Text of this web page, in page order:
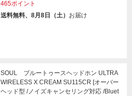
465ポイント
送料無料、8月8日（土） お届け
SOUL ブルートゥースヘッドホン ULTRA
WIRELESS X CREAM SU115CR [オーバー
ヘッド型 /ノイズキャンセリング対応 /Bluet